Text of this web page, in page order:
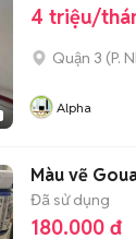
4 triệu/
Quận 3 (P.
Alpha
Màu vẽ
Đã sử dụng
180.000 đ